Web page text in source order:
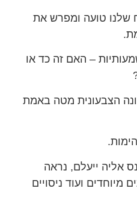
שלנו טועה ומפרש את
– האם זה כד או
הצבעונית מטה באמת
אליה ייעלם, נראה
מיוחדים ועוד ניסויים